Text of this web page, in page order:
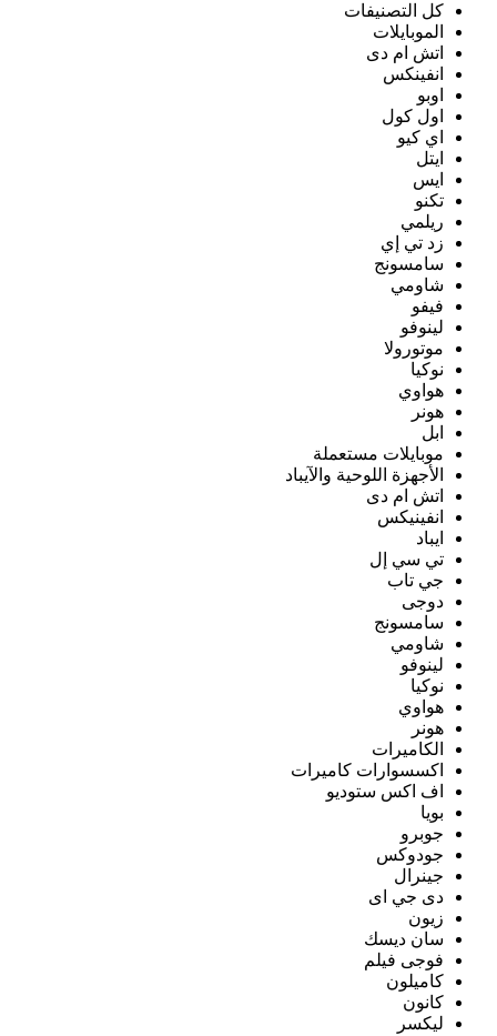
كل التصنيفات
الموبايلات
اتش ام دى
انفينكس
اوبو
اول كول
اي كيو
ايتل
ايس
تكنو
ريلمي
زد تي إي
سامسونج
شاومي
فيفو
لينوفو
موتورولا
نوكيا
هواوي
هونر
ابل
موبايلات مستعملة
الأجهزة اللوحية والآيباد
اتش ام دى
انفينيكس
ايباد
تي سي إل
جي تاب
دوجى
سامسونج
شاومي
لينوفو
نوكيا
هواوي
هونر
الكاميرات
اكسسوارات كاميرات
اف اكس ستوديو
بويا
جوبرو
جودوكس
جينرال
دى جي اى
زيون
سان ديسك
فوجى فيلم
كاميلون
كانون
ليكسر